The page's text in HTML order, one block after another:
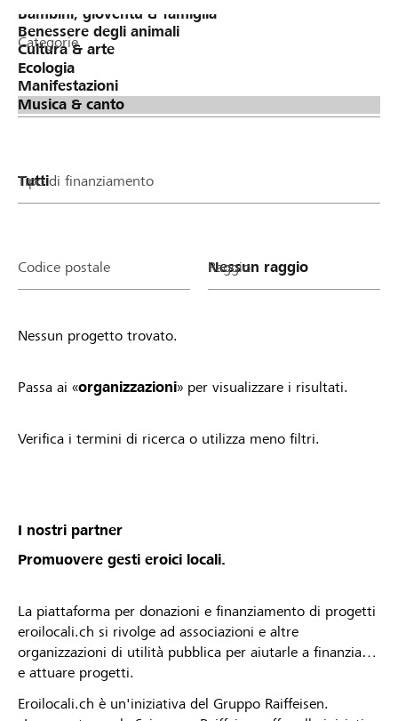
Categorie
Tipo di finanziamento
Codice postale Raggio
Nessun progetto trovato.
Passa ai «organizzazioni» per visualizzare i risultati.
Verifica i termini di ricerca o utilizza meno filtri.
I nostri partner
Promuovere gesti eroici locali.
La piattaforma per donazioni e finanziamento di progetti
eroilocali.ch si rivolge ad associazioni e altre
organizzazioni di utilità pubblica per aiutarle a finanziare
e attuare progetti.
Eroilocali.ch è un'iniziativa del Gruppo Raiffeisen.